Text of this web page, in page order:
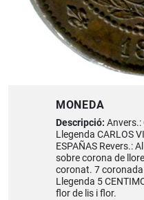
MONEDA
Descripció:
Llegenda CARLOS
ESPAÑAS Revers.:
sobre corona de
coronat. 7 coronada
Llegenda 5
flor de lis i flor.